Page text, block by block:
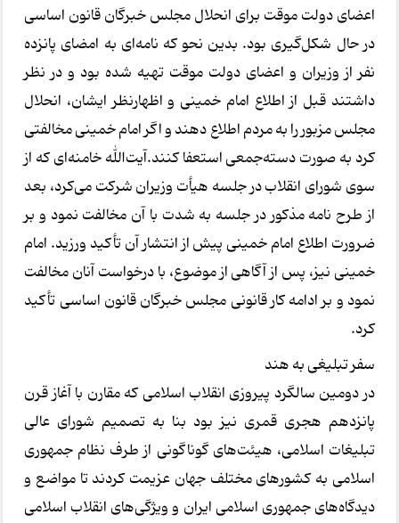
اعضای دولت موقت برای انحلال مجلس خبرگان قانون اساسی
در حال شکل‌گیری بود. بدین نحو که نامه‌ای به امضای پانزده
نفر از وزیران و اعضای دولت موقت تهیه شده بود و در نظر
داشتند قبل از اطلاع امام خمینی و اظهارنظر ایشان، انحلال
مجلس مزبور را به مردم اطلاع دهند و اگر امام خمینی مخالفتی
کرد به صورت دسته‌جمعی استعفا کنند.آیت‌الله خامنه‌ای که از
سوی شورای انقلاب در جلسه هیأت وزیران شرکت می‌کرد، بعد
از طرح نامه مذکور در جلسه به شدت با آن مخالفت نمود و بر
ضرورت اطلاع امام خمینی پیش از انتشار آن تأکید ورزید. امام
خمینی نیز، پس از آگاهی از موضوع، با درخواست آنان مخالفت
نمود و بر ادامه کار قانونی مجلس خبرگان قانون اساسی تأکید
کرد.
سفر تبلیغی به هند
در دومین سالگرد پیروزی انقلاب اسلامی که مقارن با آغاز قرن
پانزدهم هجری قمری نیز بود بنا به تصمیم شورای عالی
تبلیغات اسلامی، هیئت‌های گوناگونی از طرف نظام جمهوری
اسلامی به کشورهای مختلف جهان عزیمت کردند تا مواضع و
دیدگاه‌های جمهوری اسلامی ایران و ویژگی‌های انقلاب اسلامی